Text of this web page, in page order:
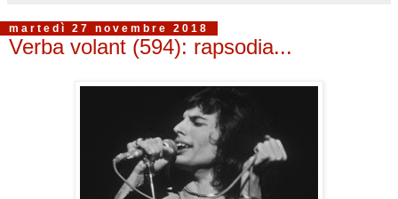
martedì 27 novembre 2018
Verba volant (594): rapsodia...